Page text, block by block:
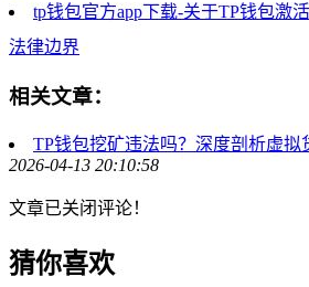
tp钱包官方app下载-关于TP钱包激
法律边界
相关文章：
TP钱包挖矿违法吗？深度剖析虚拟
2026-04-13 20:10:58
文章已关闭评论！
猜你喜欢